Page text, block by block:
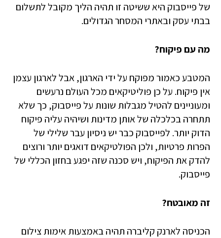
של פייסבוק היא ששיטה זו תהיה הליך מקובל לתשלום
בבתי עסק ובאתרי המסחר הגדולים.
מה עם פיקוח?
המטבע כאמור מפוקח על ידי הארגון, אבל לארגון עצמן
אין פיקוח. על כן פוליטיקאים מכל העולם נרעשים
ומעוניינים להטיל מגבלות שונות על פייסבוק, כך שלא
תתחרה בכלכלה של אותן מדינות ושיהיה עליה פיקוח
הדוק יותר. לפייסבוק כבר יש ניסיון עבר שלילי של
הפרות פרטיות, ולכן הפולטיקאים דואגים יותר ורוצים
להדק את הפיקוח, ויש סכנה שזה יפגע בחזון הכללי של
פייסבוק.
זה מאובטח?
הכניסה לארנק קליברה תהיה באמצעות אימות צילום